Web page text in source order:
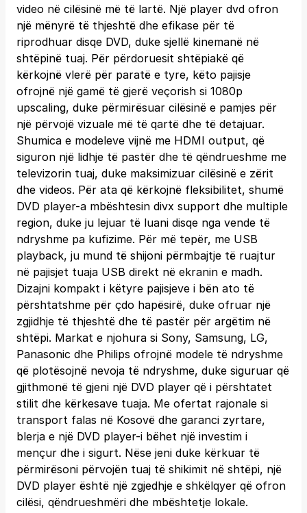
video në cilësinë më të lartë. Një player dvd ofron
një mënyrë të thjeshtë dhe efikase për të
riprodhuar disqe DVD, duke sjellë kinemanë në
shtëpinë tuaj. Për përdoruesit shtëpiakë që
kërkojnë vlerë për paratë e tyre, këto pajisje
ofrojnë një gamë të gjerë veçorish si 1080p
upscaling, duke përmirësuar cilësinë e pamjes për
një përvojë vizuale më të qartë dhe të detajuar.
Shumica e modeleve vijnë me HDMI output, që
siguron një lidhje të pastër dhe të qëndrueshme me
televizorin tuaj, duke maksimizuar cilësinë e zërit
dhe videos. Për ata që kërkojnë fleksibilitet, shumë
DVD player-a mbështesin divx support dhe multiple
region, duke ju lejuar të luani disqe nga vende të
ndryshme pa kufizime. Për më tepër, me USB
playback, ju mund të shijoni përmbajtje të ruajtur
në pajisjet tuaja USB direkt në ekranin e madh.
Dizajni kompakt i këtyre pajisjeve i bën ato të
përshtatshme për çdo hapësirë, duke ofruar një
zgjidhje të thjeshtë dhe të pastër për argëtim në
shtëpi. Markat e njohura si Sony, Samsung, LG,
Panasonic dhe Philips ofrojnë modele të ndryshme
që plotësojnë nevoja të ndryshme, duke siguruar që
gjithmonë të gjeni një DVD player që i përshtatet
stilit dhe kërkesave tuaja. Me ofertat rajonale si
transport falas në Kosovë dhe garanci zyrtare,
blerja e një DVD player-i bëhet një investim i
mençur dhe i sigurt. Nëse jeni duke kërkuar të
përmirësoni përvojën tuaj të shikimit në shtëpi, një
DVD player është një zgjedhje e shkëlqyer që ofron
cilësi, qëndrueshmëri dhe mbështetje lokale.